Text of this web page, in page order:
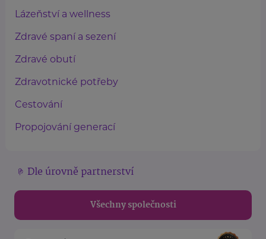
Lázeňství a wellness
Zdravé spaní a sezení
Zdravé obutí
Zdravotnické potřeby
Cestování
Propojování generací
Dle úrovně partnerství
Všechny společnosti